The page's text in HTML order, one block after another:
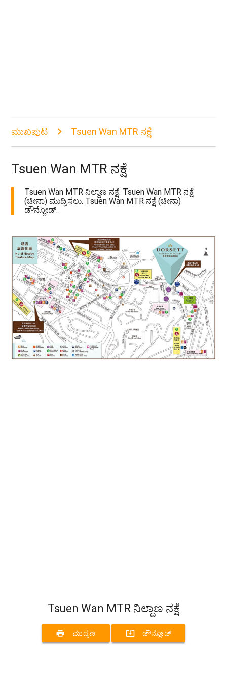
ಮುಖಪುಟ Tsuen Wan MTR ನಕ್ಷೆ
Tsuen Wan MTR ನಕ್ಷೆ
Tsuen Wan MTR ನಿಲ್ದಾಣ ನಕ್ಷೆ. Tsuen Wan MTR ನಕ್ಷೆ
(ಚೀನಾ) ಮುದ್ರಿಸಲು. Tsuen Wan MTR ನಕ್ಷೆ (ಚೀನಾ)
ಡೌನ್ಲೋಡ್.
Tsuen Wan MTR ನಿಲ್ದಾಣ ನಕ್ಷೆ
print ಮುದ್ರಣ system_update_alt ಡೌನ್ಲೋಡ್